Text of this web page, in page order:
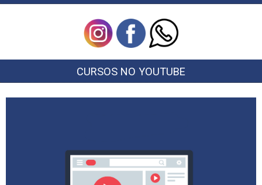
CURSOS NO YOUTUBE